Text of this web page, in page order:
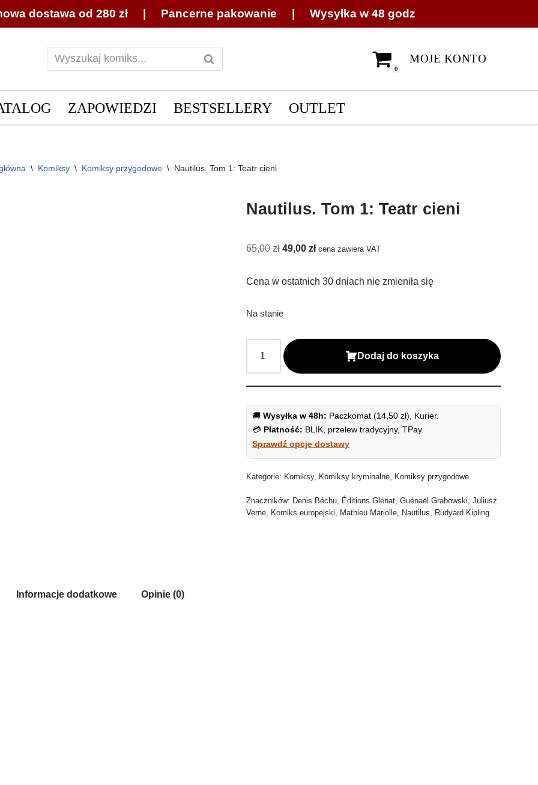
dostawa od 280 zł | Pancerne pakowanie | Wysyłka w 48 godz
0
MOJE KONTO
ZAPOWIEDZI BESTSELLERY OUTLET
\ Komiksy \ Komiksy przygodowe \ Nautilus. Tom 1: Teatr cieni
Nautilus. Tom 1: Teatr cieni
65,00zł 49,00zł cena zawiera VAT
Cena w ostatnich 30 dniach nie zmieniła się
Na stanie
Dodaj do koszyka
🚚Wysyłka w 48h: Paczkomat (14,50 zł), Kurier.
💳 Płatność: BLIK, przelew tradycyjny, TPay.
Sprawdź opcje dostawy
Kategorie: Komiksy, Komiksy kryminalne Komiksy przygodowe
Znaczników: Denis Béchu Éditions Glénat ,Guénaël Grabowski ,Juliusz
Verne Komiks europejski Mathieu Mariolle Nautilus Rudyard Kipling
Informacje dodatkowe Opinie (0)